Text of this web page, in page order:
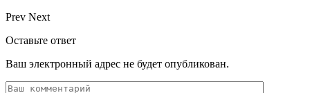
Prev Next
Оставьте ответ
Ваш электронный адрес не будет опубликован.